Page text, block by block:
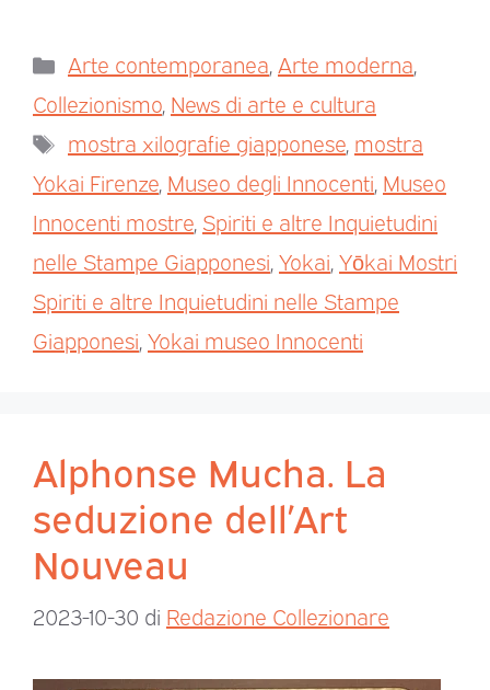
Arte contemporanea, Arte moderna,
Collezionismo, News di arte e cultura
mostra xilografie giapponese, mostra
Yokai Firenze, Museo degli Innocenti, Museo
Innocenti mostre, Spiriti e altre Inquietudini
nelle Stampe Giapponesi,Yokai,Yōkai Mostri
Spiriti e altre Inquietudini nelle Stampe
Giapponesi,Yokai museo Innocenti
Alphonse Mucha. La
seduzione dell’Art
Nouveau
2023-10-30 di Redazione Collezionare